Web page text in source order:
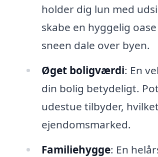
holder dig lun med
skabe en hyggelig
sneen dale over byen.
Øget boligværdi: En
din bolig betydeligt.
udestue tilbyder,
ejendomsmarked.
Familiehygge: En